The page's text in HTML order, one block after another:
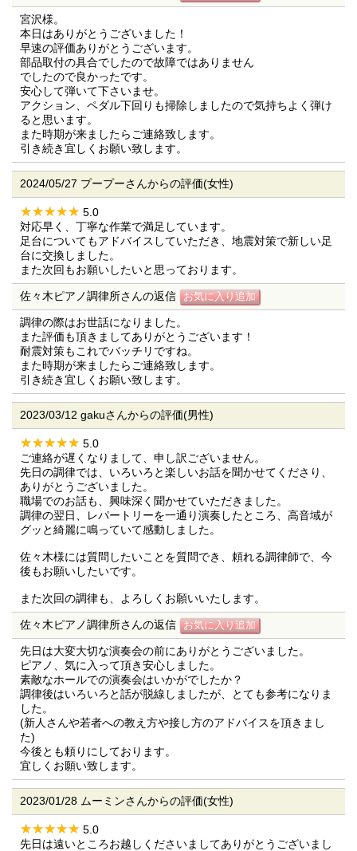
宮沢様。
本日はありがとうございました！
早速の評価ありがとうございます。
部品取付の具合でしたので故障ではありません
でしたので良かったです。
安心して弾いて下さいませ。
アクション、ペダル下回りも掃除しましたので気持ちよく弾け
ると思います。
また時期が来ましたらご連絡致します。
引き続き宜しくお願い致します。
2024/05/27 プープーさんからの評価(女性)
5.0
対応早く、丁寧な作業で満足しています。
足台についてもアドバイスしていただき、地震対策で新しい足
台に交換しました。
また次回もお願いしたいと思っております。
佐々木ピアノ調律所さんの返信
調律の際はお世話になりました。
また評価も頂きましてありがとうございます！
耐震対策もこれでバッチリですね。
また時期が来ましたらご連絡致します。
引き続き宜しくお願い致します。
2023/03/12 gakuさんからの評価(男性)
5.0
ご連絡が遅くなりまして、申し訳ございません。
先日の調律では、いろいろと楽しいお話を聞かせてくださり、
ありがとうございました。
職場でのお話も、興味深く聞かせていただきました。
調律の翌日、レパートリーを一通り演奏したところ、高音域が
グッと綺麗に鳴っていて感動しました。
佐々木様には質問したいことを質問でき、頼れる調律師で、今
後もお願いしたいです。
また次回の調律も、よろしくお願いいたします。
佐々木ピアノ調律所さんの返信
先日は大変大切な演奏会の前にありがとうございました。
ピアノ、気に入って頂き安心しました。
素敵なホールでの演奏会はいかがでしたか？
調律後はいろいろと話が脱線しましたが、とても参考になりま
した。
(新人さんや若者への教え方や接し方のアドバイスを頂きまし
た)
今後とも頼りにしております。
宜しくお願い致します。
2023/01/28 ムーミンさんからの評価(女性)
5.0
先日は遠いところお越しくださいましてありがとうございまし